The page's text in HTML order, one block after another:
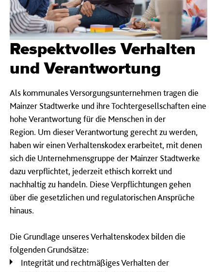
Respektvolles Verhalten
und Verantwortung
Als kommunales Versorgungsunternehmen tragen die
Mainzer Stadtwerke und ihre Tochtergesellschaften eine
hohe Verantwortung für die Menschen in der
Region. Um dieser Verantwortung gerecht zu werden,
haben wir einen Verhaltenskodex erarbeitet, mit denen
sich die Unternehmensgruppe der Mainzer Stadtwerke
dazu verpflichtet, jederzeit ethisch korrekt und
nachhaltig zu handeln. Diese Verpflichtungen gehen
über die gesetzlichen und regulatorischen Ansprüche
hinaus.
Die Grundlage unseres Verhaltenskodex bilden die
folgenden Grundsätze:
Integrität und rechtmäßiges Verhalten der